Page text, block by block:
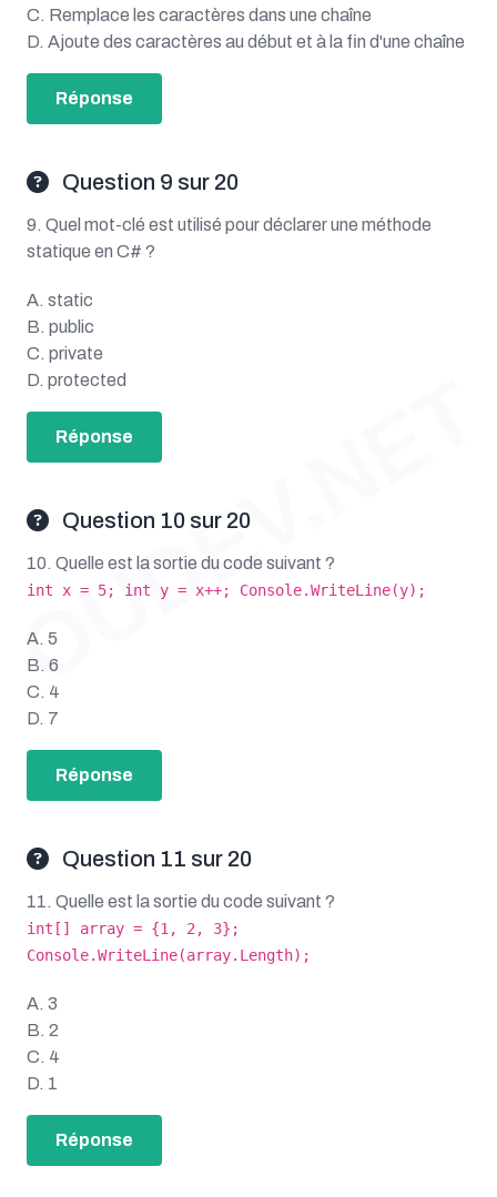
C. Remplace les caractères dans une chaîne
D. Ajoute des caractères au début et à la fin d'une chaîne
Réponse
Question 9 sur 20
9. Quel mot-clé est utilisé pour déclarer une méthode
statique en C# ?
A. static
B. public
C. private
D. protected
Réponse
Question 10 sur 20
10. Quelle est la sortie du code suivant ?
int x = 5; int y = x++; Console.WriteLine(y);
A. 5
B. 6
C. 4
D. 7
Réponse
Question 11 sur 20
11. Quelle est la sortie du code suivant ?
int[] array = {1, 2, 3};
Console.WriteLine(array.Length);
A. 3
B. 2
C. 4
D. 1
Réponse
OUDEV.NET